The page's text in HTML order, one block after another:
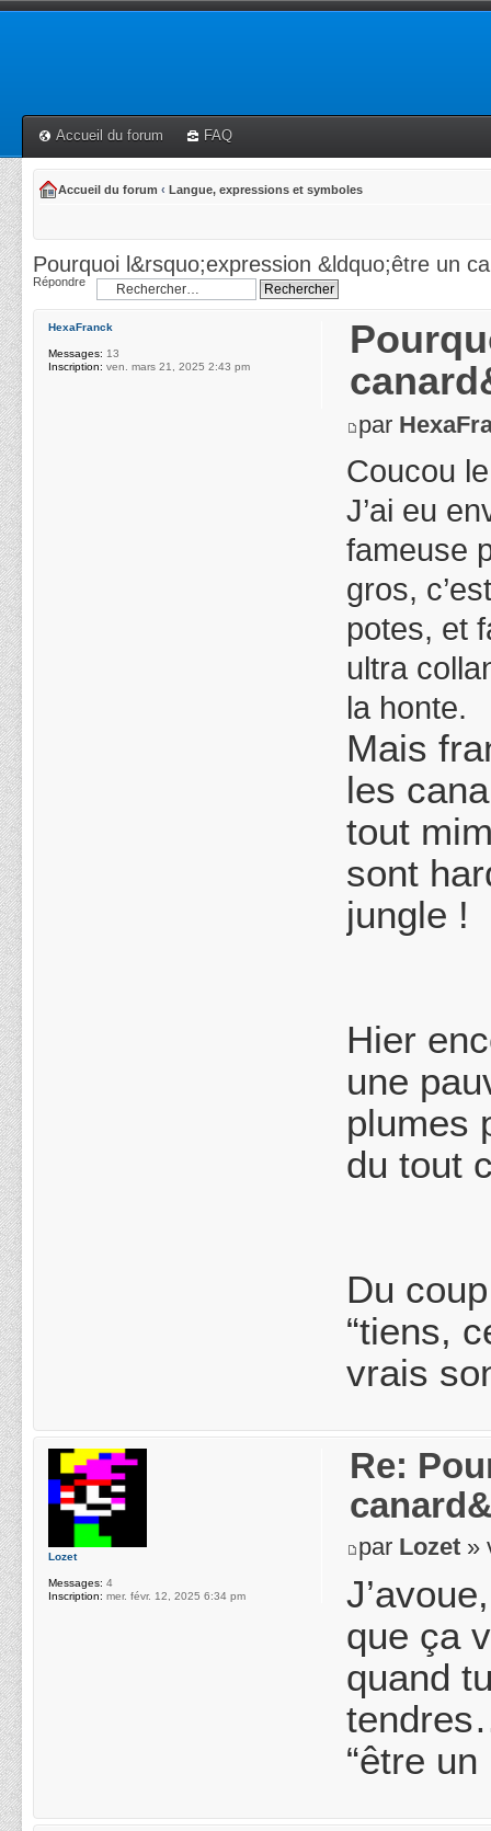
Accueil du forum FAQ
Accueil du forum ‹ Langue, expressions et symboles
Pourquoi l&rsquo;expression &ldquo;être un
Répondre
par
Coucou
J’ai eu
fameuse
gros,
potes, et
ultra
la honte.
Mais
les
tout
sont
jungle !
Hier
une
plumes
du tout
Du
“tiens,
vrais
HexaFranck
Messages: 13
Inscription: ven. mars 21, 2025 2:43 pm
Re:
par Lozet »
que ça
quand
“être
Lozet
Messages: 4
Inscription: mer. févr. 12, 2025 6:34 pm